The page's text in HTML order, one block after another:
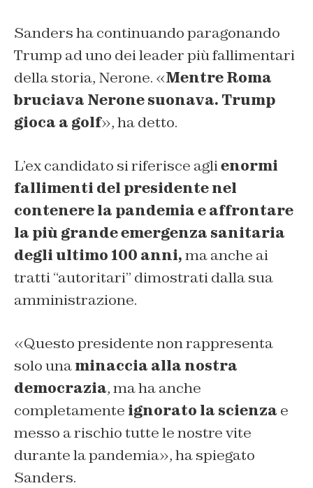
Sanders ha continuando paragonando
Trump ad uno dei leader più fallimentari
della storia, Nerone. «Mentre Roma
bruciava Nerone suonava. Trump
gioca a golf», ha detto.
L’ex candidato si riferisce aglienormi
fallimenti del presidente nel
contenere la pandemia e affrontare
la più grande emergenza sanitaria
degli ultimo 100 anni,ma anche ai
tratti “autoritari” dimostrati dalla sua
amministrazione.
«Questo presidente non rappresenta
solo unaminaccia alla nostra
democrazia, ma ha anche
completamente ignorato la scienza e
messo a rischio tutte le nostre vite
durante la pandemia», ha spiegato
Sanders.